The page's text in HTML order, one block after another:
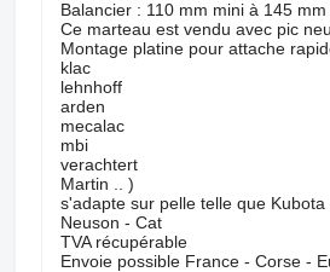
Balancier : 110 mm mini à 145 mm
Ce marteau est vendu avec pic
Montage platine pour attache
klac
lehnhoff
arden
mecalac
mbi
verachtert
Martin .. )
s'adapte sur pelle telle que
Neuson - Cat
TVA récupérable
Envoie possible France - Corse -